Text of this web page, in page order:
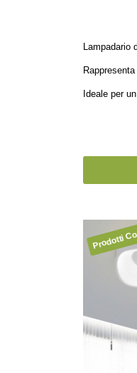
Lampadario
Ideale per